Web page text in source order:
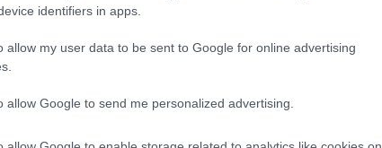
identifiers in apps.
allow my user data to be sent to Google for online advertising
allow Google to send me personalized advertising.
az elsők között legyen a Google-
Link másolása Email küldés